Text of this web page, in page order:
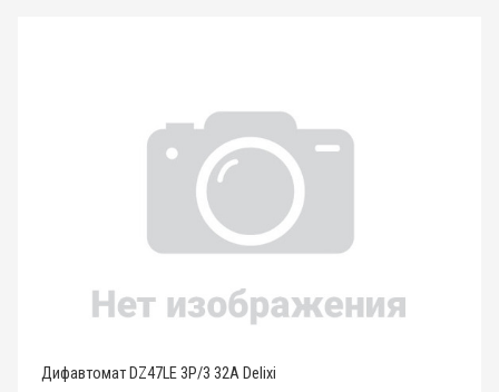
Дифавтомат DZ47LE 3P/3 32A Delixi